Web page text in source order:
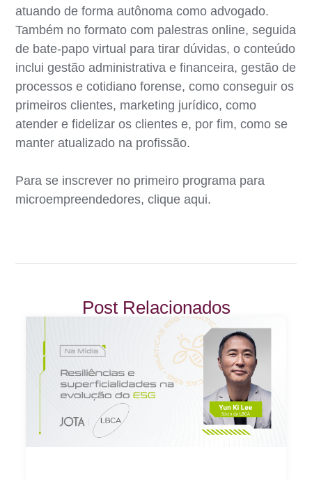
atuando de forma autônoma como advogado.
Também no formato com palestras online, seguida
de bate-papo virtual para tirar dúvidas, o conteúdo
inclui gestão administrativa e financeira, gestão de
processos e cotidiano forense, como conseguir os
primeiros clientes, marketing jurídico, como
atender e fidelizar os clientes e, por fim, como se
manter atualizado na profissão.
Para se inscrever no primeiro programa para
microempreendedores, clique aqui.
Post Relacionados